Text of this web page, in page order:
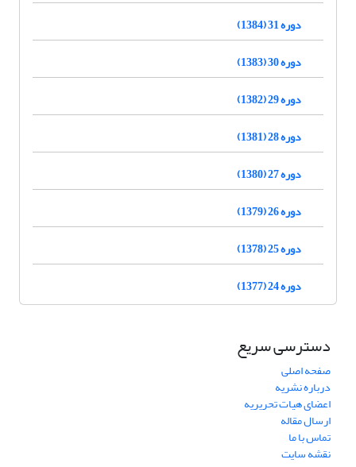
دوره 31 (1384)
دوره 30 (1383)
دوره 29 (1382)
دوره 28 (1381)
دوره 27 (1380)
دوره 26 (1379)
دوره 25 (1378)
دوره 24 (1377)
دسترسی سریع
صفحه اصلی
درباره نشریه
اعضای هیات تحریریه
ارسال مقاله
تماس با ما
نقشه سایت